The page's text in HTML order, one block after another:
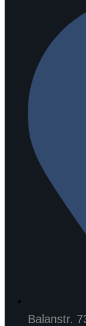
Balanstr.